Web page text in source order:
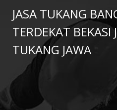
JASA TUKANG
TERDEKAT BEKASI
TUKANG JAWA